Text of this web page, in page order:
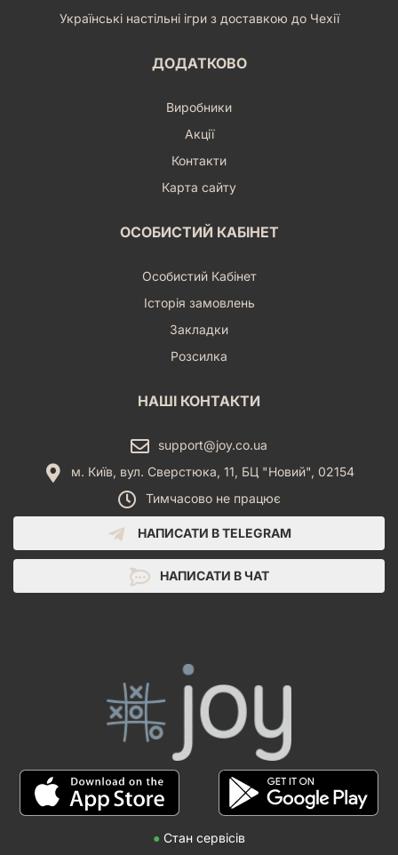
Українські настільні ігри з доставкою до Чехії
ДОДАТКОВО
Виробники
Акції
Контакти
Карта сайту
ОСОБИСТИЙ КАБІНЕТ
Особистий Кабінет
Історія замовлень
Закладки
Розсилка
НАШІ КОНТАКТИ
support@joy.co.ua
м. Київ, вул. Сверстюка, 11, БЦ "Новий", 02154
Тимчасово не працює
НАПИСАТИ В TELEGRAM
НАПИСАТИ В ЧАТ
● Стан сервісів